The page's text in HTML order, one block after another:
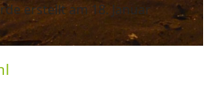
erstellt am 18. Januar